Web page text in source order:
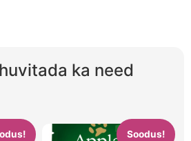
ka need
Soodus!